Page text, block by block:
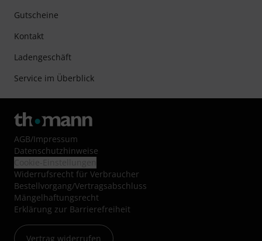
Gutscheine
Kontakt
Ladengeschäft
Service im Überblick
AGB/Impressum
Datenschutzhinweise
Widerrufsrecht für Verbraucher
Bestellvorgang/Vertragsabschluss
Mängelhaftungsrecht
Erklärung zur Barrierefreiheit
Vertrag widerrufen